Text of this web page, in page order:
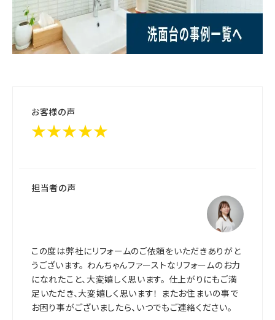
お客様の声
★★★★★
担当者の声
この度は弊社にリフォームのご依頼をいただきありがと
うございます。 わんちゃんファーストなリフォームのお力
になれたこと、大変嬉しく思います。 仕上がりにもご満
足いただき、大変嬉しく思います！ またお住まいの事で
お困り事がございましたら、いつでもご連絡ください。